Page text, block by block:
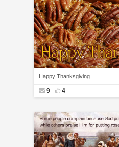
Happy Thanksgiving
9 4